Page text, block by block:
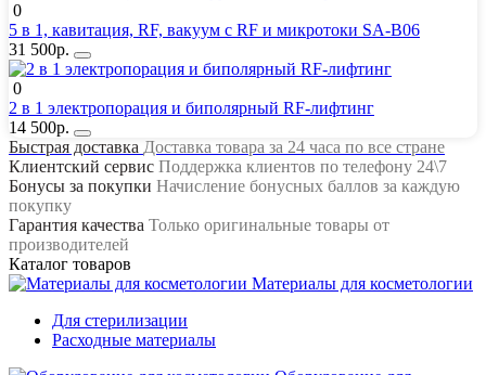
0
5 в 1, кавитация, RF, вакуум с RF и микротоки SA-B06
31 500р.
0
2 в 1 электропорация и биполярный RF-лифтинг
14 500р.
Быстрая доставка Доставка товара за 24 часа по все стране
Клиентский сервис Поддержка клиентов по телефону 24\7
Бонусы за покупки Начисление бонусных баллов за каждую
покупку
Гарантия качества Только оригинальные товары от
производителей
Каталог товаров
Материалы для косметологии
Для стерилизации
Расходные материалы